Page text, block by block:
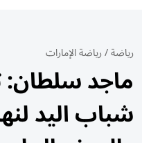
رياضة/رياضة الإمارات
ماجد
شباب اليد